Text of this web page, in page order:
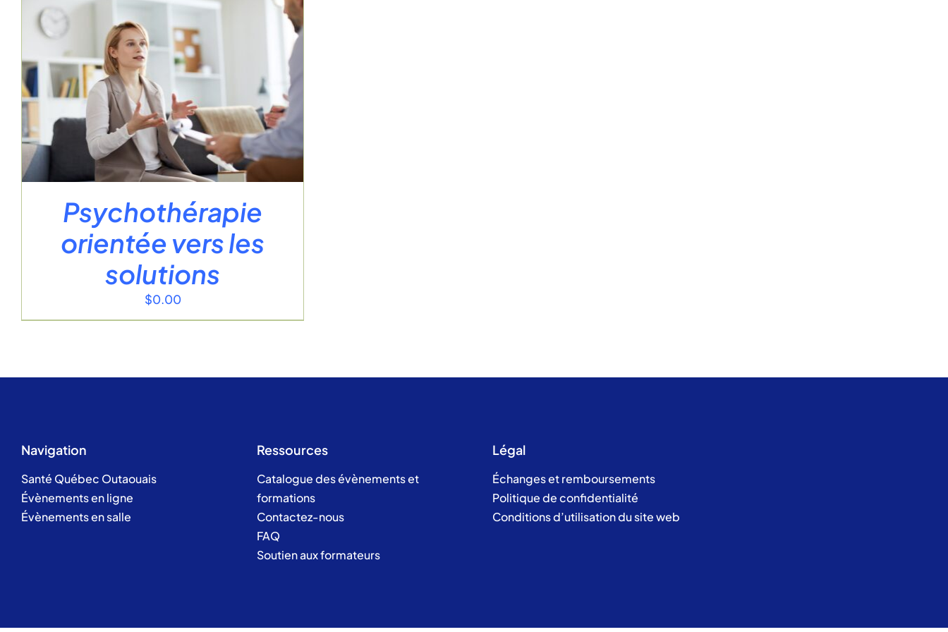
Psychothérapie
orientée vers les
solutions
$0.00
Navigation
Santé Québec Outaouais
Évènements en ligne
Évènements en salle
Ressources
Catalogue des évènements et
formations
Contactez-nous
FAQ
Soutien aux formateurs
Légal
Échanges et remboursements
Politique de confidentialité
Conditions d’utilisation du site web